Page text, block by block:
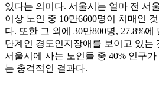
있다는 의미다. 서울시는 얼마 전 서
이상 노인 중 10만6600명이 치매인
다. 또한 그 외에 30만800명, 27.8%
단계인 경도인지장애를 보이고 있는
서울시에 사는 노인들 중 40% 인구
는 충격적인 결과다.